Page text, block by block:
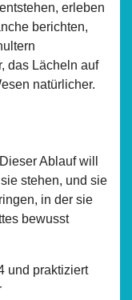
erleben
berichten,
das Lächeln auf
natürlicher.
Ablauf will
stehen, und sie
in der sie
bewusst
und praktiziert